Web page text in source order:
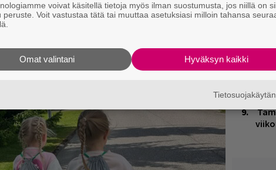
tiedät mistä kahvitauolla puhutaan! Nappaa
suoraan sähköpostiin tästä.
voivat käsitellä tietoja myös ilman suostumusta, jos niillä on
peruste. Voit vastustaa tätä tai muuttaa asetuksiasi milloin tahansa
Hyväksyn kaikki
Omat valintani